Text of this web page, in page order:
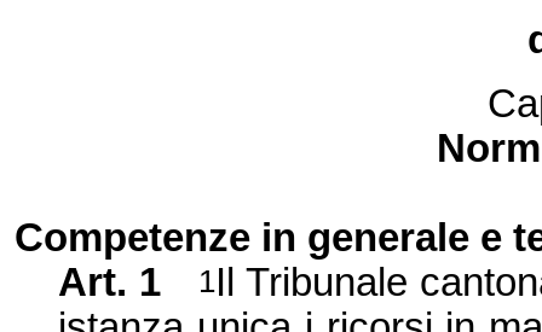
Competenze in generale e
Art. 1 1Il Tribunale